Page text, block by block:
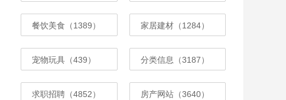
餐饮美食（1389） 家居建材（1284）
宠物玩具（439） 分类信息（3187）
求职招聘（4852） 房产网站（3640）